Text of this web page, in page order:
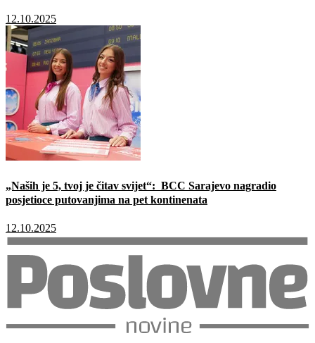
12.10.2025
„Naših je 5, tvoj je čitav svijet“: BCC Sarajevo nagradio
posjetioce putovanjima na pet kontinenata
12.10.2025